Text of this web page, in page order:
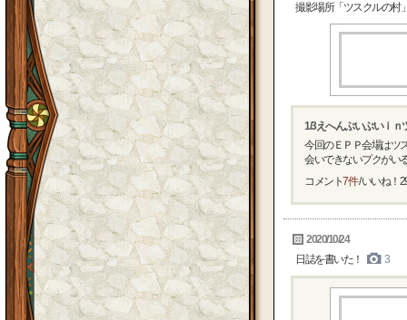
撮影場所「ツスクルの村
1/3えへんぷいぷいｉｎ
今回のＥＰＰ会場はツ
会いできないプクがい
コメント7件/ いいね！
2020/10/24
日誌を書いた！
3